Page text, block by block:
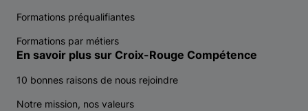
Formations préqualifiantes
Formations par métiers
En savoir plus sur Croix-Rouge Compétence
10 bonnes raisons de nous rejoindre
Notre mission, nos valeurs